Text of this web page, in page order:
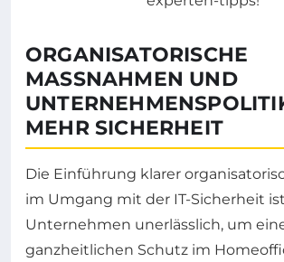
ORGANISATORISCHE
MASSNAHMEN UND U
NTERNEHMENSPOLITIK
EHR SICHERHEIT
Die Einführung klarer
im Umgang mit der IT-Sicherheit
Unternehmen unerlässlich, um
ganzheitlichen Schutz im